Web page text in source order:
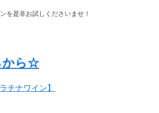
を是非お試しくださいませ！
から☆
チナワイン】